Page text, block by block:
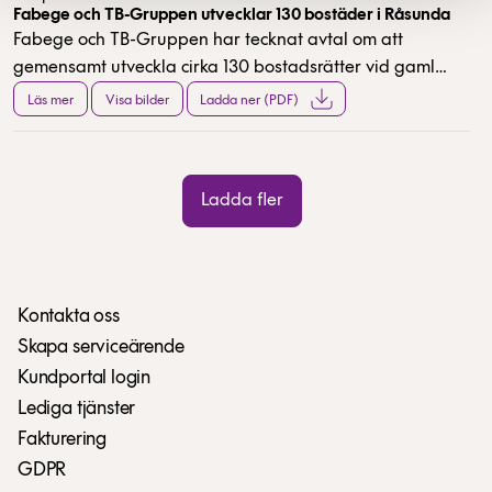
företräder ska offentliggöras senast sex månader före
årsstämman och baseras på det kända ägandet
omedelbart före offentliggörandet.
Fabege och TB-Gruppen utvecklar 130 bostäder i Råsunda
Fabege och TB-Gruppen har tecknat avtal om att
gemensamt utveckla cirka 130 bostadsrätter vid gamla
Råsundastadion, intill Solna Centrum och
tunnelbanan. Fabege äger sedan tidigare det så
med del av gamla västra läktaren byggs om till
attraktiva bostadsrätter, TB-Gruppen har nu förvärvat
50 procent av projektet och parterna har avtalat om att
Läs mer Visa bilder Ladda ner (PDF)
Ladda fler
Kontakta oss
Skapa serviceärende
Kundportal login
Lediga tjänster
Fakturering
GDPR